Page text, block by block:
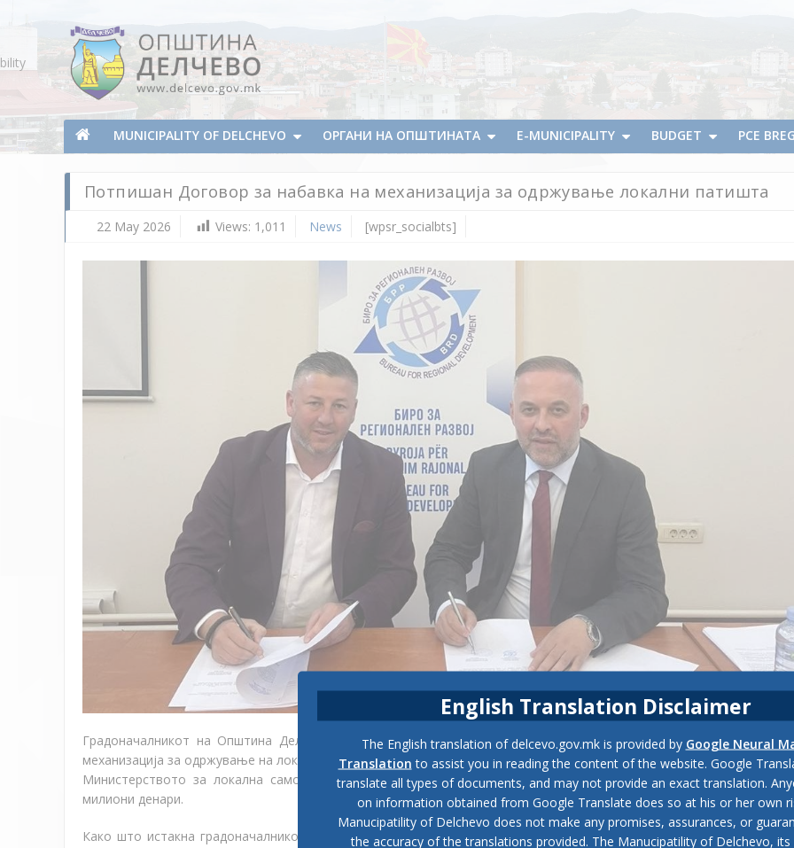
Municipality of Delchevo
Municipality of Delchevo
MUNICIPALITY OF DELCHEVO ОРГАНИ НА ОПШТИНАТА E-MUNICIPALITY BUDGET PCE
Потпишан Договор за набавка на механизација за одржување локални патишта
22 May 2026 Views: 1,011 News [wpsr_socialbts]
Градоначалникот на Општина Делчево денеска го потпиша Договоротза реализација на проектот
механизација за одржување на локалните патишта во села со специфични развојни потреби во Делчево“, со кој
Министерството за локална самоуправа – Бирото за регионален развој, за Општина Делчево се
милиони денари.
Како што истакна градоначалникот Гоцевски, оваа поддршка претставува значајна инвестиција за нашите
English Translation Disclaimer
The English translation of delcevo.gov.mk is provided by Google Neural
Translation to assist you in reading the content of the website. Google
translate all types of documents, and may not provide an exact translation.
on information obtained from Google Translate does so at his or her own
Manucipatility of Delchevo does not make any promises, assurances, or
the accuracy of the translations provided. The Manucipatility of Delchevo,